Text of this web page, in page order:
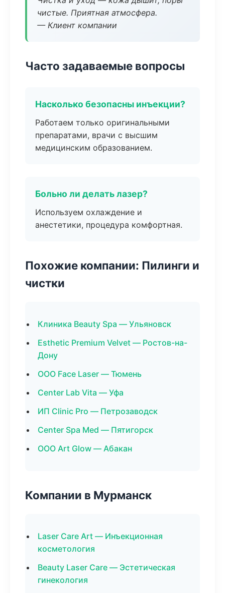
чистые. Приятная атмосфера.
— Клиент компании
Часто задаваемые вопросы
Насколько безопасны инъекции?
Работаем только оригинальными
препаратами, врачи с высшим
медицинским образованием.
Больно ли делать лазер?
Используем охлаждение и
анестетики, процедура комфортная.
Похожие компании: Пилинги и
чистки
Клиника Beauty Spa — Ульяновск
Esthetic Premium Velvet — Ростов-на-
Дону
ООО Face Laser — Тюмень
Center Lab Vita — Уфа
ИП Clinic Pro — Петрозаводск
Center Spa Med — Пятигорск
ООО Art Glow — Абакан
Компании в Мурманск
Laser Care Art — Инъекционная
косметология
Beauty Laser Care — Эстетическая
гинекология